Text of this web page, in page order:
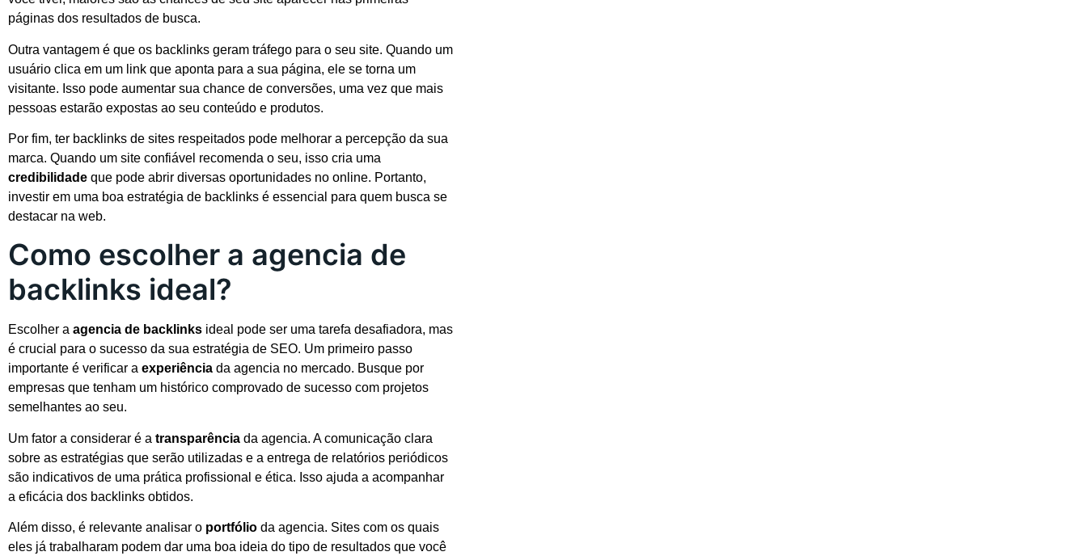
páginas dos resultados de busca.
Outra vantagem é que os backlinks geram tráfego para o seu site. Quando um
usuário clica em um link que aponta para a sua página, ele se torna um
visitante. Isso pode aumentar sua chance de conversões, uma vez que mais
pessoas estarão expostas ao seu conteúdo e produtos.
Por fim, ter backlinks de sites respeitados pode melhorar a percepção da sua
marca. Quando um site confiável recomenda o seu, isso cria uma
credibilidade que pode abrir diversas oportunidades no online. Portanto,
investir em uma boa estratégia de backlinks é essencial para quem busca se
destacar na web.
Como escolher a agencia de
backlinks ideal?
Escolher a agencia de backlinks ideal pode ser uma tarefa desafiadora, mas
é crucial para o sucesso da sua estratégia de SEO. Um primeiro passo
importante é verificar a experiência da agencia no mercado. Busque por
empresas que tenham um histórico comprovado de sucesso com projetos
semelhantes ao seu.
Um fator a considerar é a transparência da agencia. A comunicação clara
sobre as estratégias que serão utilizadas e a entrega de relatórios periódicos
são indicativos de uma prática profissional e ética. Isso ajuda a acompanhar
a eficácia dos backlinks obtidos.
Além disso, é relevante analisar o portfólio da agencia. Sites com os quais
eles já trabalharam podem dar uma boa ideia do tipo de resultados que você